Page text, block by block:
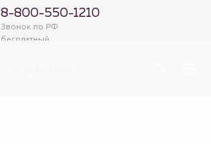
8-800-550-1210
Звонок по РФ
бесплатный